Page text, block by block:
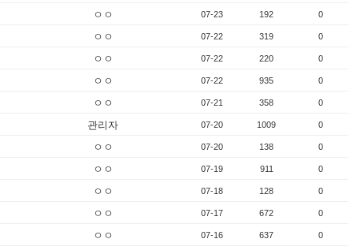
ㅇㅇ 07-23 192 0
ㅇㅇ 07-22 319 0
ㅇㅇ 07-22 220 0
ㅇㅇ 07-22 935 0
ㅇㅇ 07-21 358 0
관리자 07-20 1009 0
ㅇㅇ 07-20 138 0
ㅇㅇ 07-19 911 0
ㅇㅇ 07-18 128 0
ㅇㅇ 07-17 672 0
ㅇㅇ 07-16 637 0